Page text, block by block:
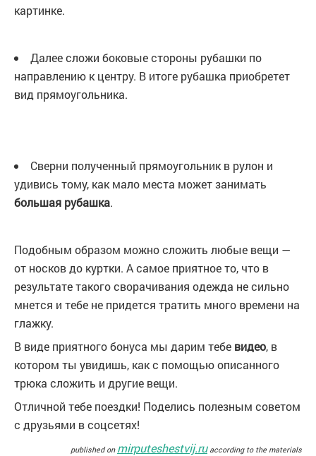
картинке.
Далее сложи боковые стороны рубашки по
направлению к центру. В итоге рубашка приобретет
вид прямоугольника.
Сверни полученный прямоугольник в рулон и
удивись тому, как мало места может занимать
большая рубашка.
Подобным образом можно сложить любые вещи —
от носков до куртки. А самое приятное то, что в
результате такого сворачивания одежда не сильно
мнется и тебе не придется тратить много времени на
глажку.
В виде приятного бонуса мы дарим тебе видео, в
котором ты увидишь, как с помощью описанного
трюка сложить и другие вещи.
Отличной тебе поездки! Поделись полезным советом
с друзьями в соцсетях!
published on mirputeshestvij.ruaccording to the materials